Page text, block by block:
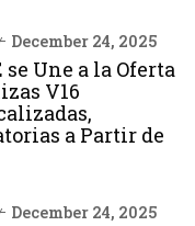
December 24, 2025
se Une a la Oferta
V16
a Partir de
December 24, 2025